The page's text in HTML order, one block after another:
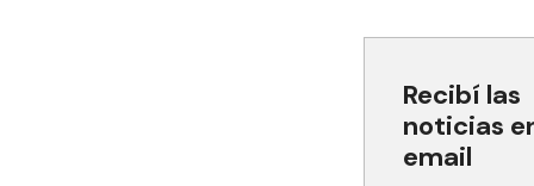
Recibí las
noticias
email